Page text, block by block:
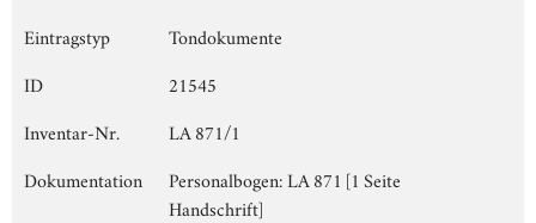
Eintragstyp
Tondokumente
ID
21545
Inventar-Nr.
LA 871/1
Dokumentation
Personalbogen: LA 871 [1 Seite
Handschrift]